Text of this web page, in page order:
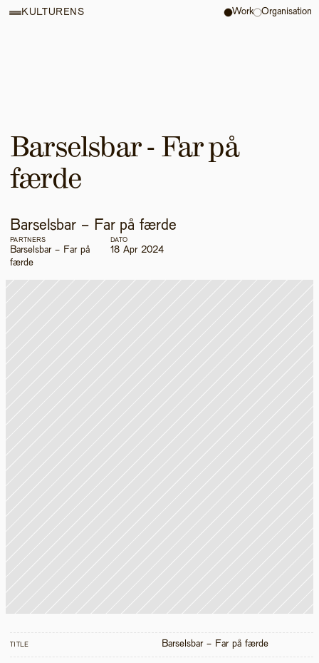
Barselsbar - Far på
færde
Barselsbar - Far på færde
PARTNERS
Barselsbar - Far på
færde
DATO
18 Apr 2024
TITLE Barselsbar - Far på færde
KULTURENS Work Organisation